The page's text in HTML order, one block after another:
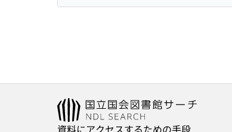
資料にアクセスするための手段